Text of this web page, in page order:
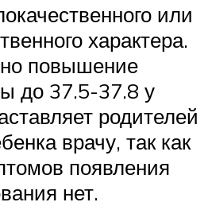
или
характера.
повышение
до 37.5-37.8 у
родителей
врачу, так как
появления
нет.